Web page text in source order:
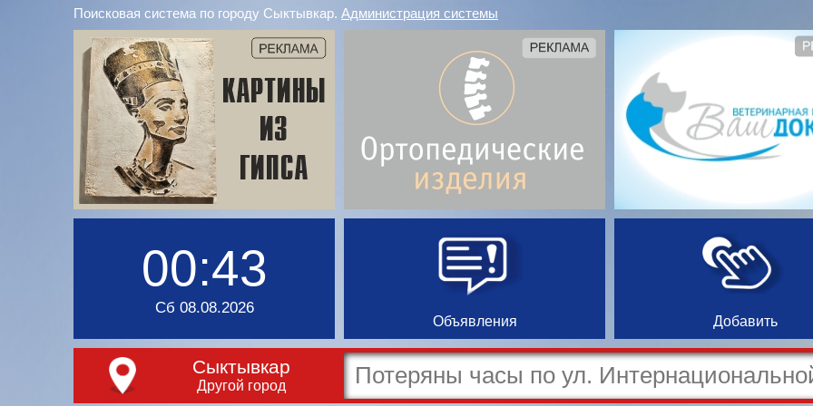
Поисковая система по городу Сыктывкар. Администрация системы
00:43
Сб 08.08.2026
Объявления Добавить
Сыктывкар
Другой город